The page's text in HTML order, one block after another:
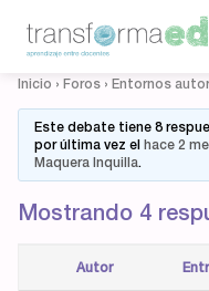
Inicio › Foros › Entornos
Este debate tiene 8
por última vez el hace 2
Maquera Inquilla.
Mostrando 4
Autor